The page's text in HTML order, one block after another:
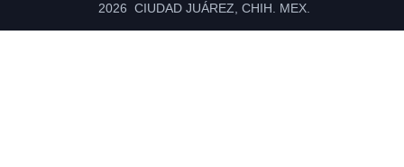
2026 CIUDAD JUÁREZ, CHIH. MEX.